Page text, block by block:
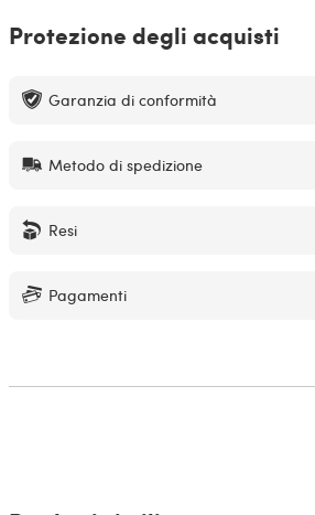
Protezione degli acquisti
Garanzia di conformità
Metodo di spedizione
Resi
Pagamenti